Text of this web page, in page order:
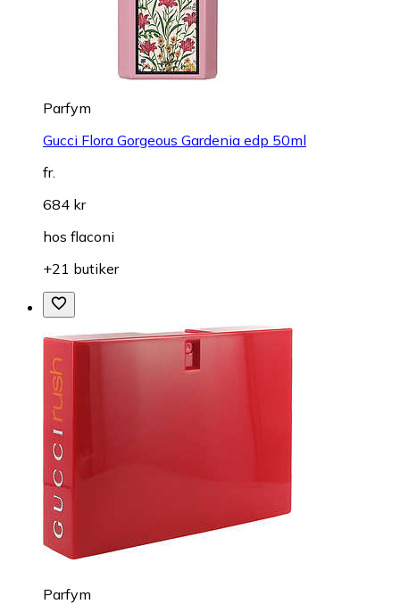
Parfym
Gucci Flora Gorgeous Gardenia edp 50ml
fr.
684 kr
hos flaconi
+21 butiker
Parfym